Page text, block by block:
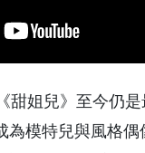
甜姐兒》至今仍
為模特兒與風格